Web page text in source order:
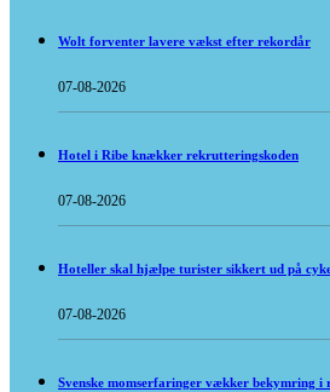
Wolt forventer lavere vækst efter rekordår
07-08-2026
Hotel i Ribe knækker rekrutteringskoden
07-08-2026
Hoteller skal hjælpe turister sikkert ud på
07-08-2026
Svenske momserfaringer vækker bekymring i